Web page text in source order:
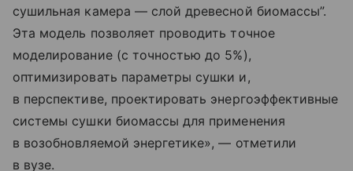
сушильная камера — слой древесной биомассы”.
Эта модель позволяет проводить точное
моделирование (с точностью до 5%),
оптимизировать параметры сушки и,
в перспективе, проектировать энергоэффективные
системы сушки биомассы для применения
в возобновляемой энергетике», — отметили
в вузе.